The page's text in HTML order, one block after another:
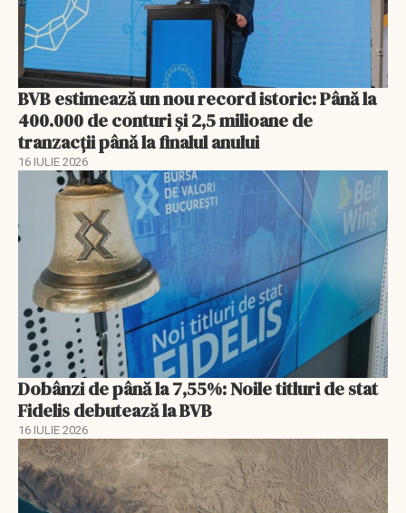
BVB estimează un nou record istoric: Până la
400.000 de conturi și 2,5 milioane de
tranzacții până la finalul anului
16 IULIE 2026
Dobânzi de până la 7,55%: Noile titluri de stat
Fidelis debutează la BVB
16 IULIE 2026